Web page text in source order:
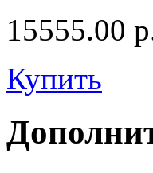
15555.00
Купить